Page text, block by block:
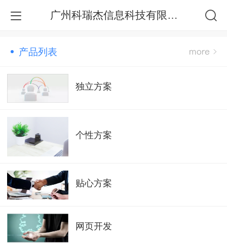
广州科瑞杰信息科技有限公司
产品列表
独立方案
个性方案
贴心方案
网页开发